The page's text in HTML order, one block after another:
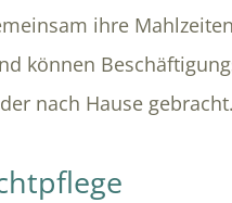
ihre
können
nach Hause gebracht.